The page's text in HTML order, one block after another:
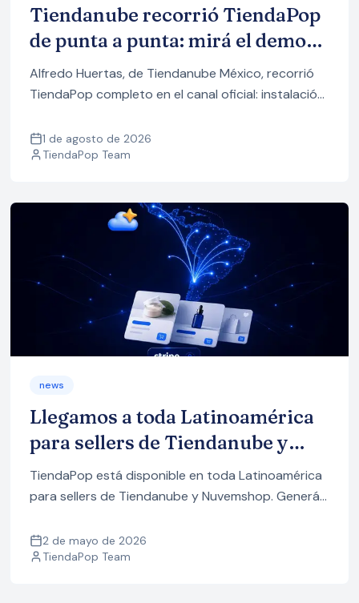
Tiendanube recorrió TiendaPop
de punta a punta: mirá el demo
completo
Alfredo Huertas, de Tiendanube México, recorrió
TiendaPop completo en el canal oficial: instalación,
tienda. Mirá el demo.
1 de agosto de 2026
TiendaPop Team
news
Llegamos a toda Latinoamérica
para sellers de Tiendanube y
Nuvemshop
TiendaPop está disponible en toda Latinoamérica
para sellers de Tiendanube y Nuvemshop. Generá
click, sin sesión de fotos ni diseñador.
2 de mayo de 2026
TiendaPop Team